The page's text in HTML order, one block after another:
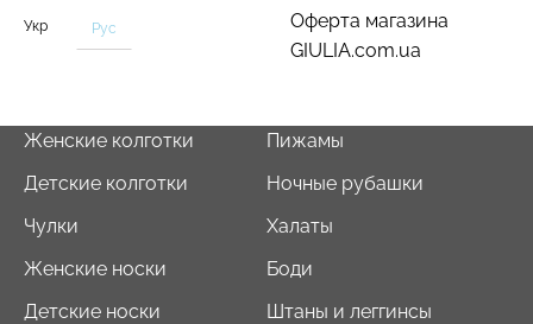
Оферта магазина
GIULIA.com.ua
Укр Рус
Женские колготки
Детские колготки
Чулки
Женские носки
Детские носки
Пижамы
Ночные рубашки
Халаты
Боди
Штаны и леггинсы